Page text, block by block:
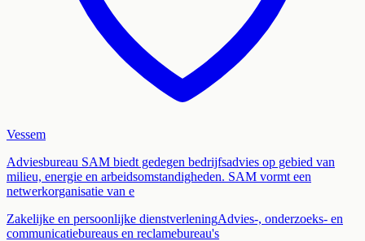
Vessem
Adviesbureau SAM biedt gedegen bedrijfsadvies op gebied van
milieu, energie en arbeidsomstandigheden. SAM vormt een
netwerkorganisatie van e
Zakelijke en persoonlijke dienstverleningAdvies-, onderzoeks- en
communicatiebureaus en reclamebureau's